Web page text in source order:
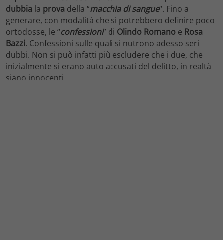
dubbia la prova della “macchia di sangue“. Fino a
generare, con modalità che si potrebbero definire poco
ortodosse, le “confessioni” di Olindo Romano e Rosa
Bazzi. Confessioni sulle quali si nutrono adesso seri
dubbi. Non si può infatti più escludere che i due, che
inizialmente si erano auto accusati del delitto, in realtà
siano innocenti.